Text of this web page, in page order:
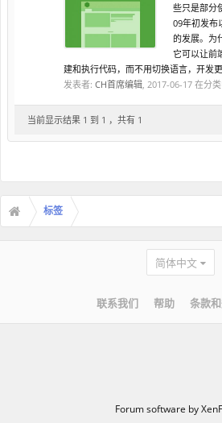
些只是部分
09年初发布
的发展。为
它可以让前
建和执行代码，而不用切换语言，开发
发表者: CH首席编辑, 2017-06-17 在分
当前显示结果 1 到 1 ，共有 1
标签
简体中文
联系我们 帮助 条款
Forum software by